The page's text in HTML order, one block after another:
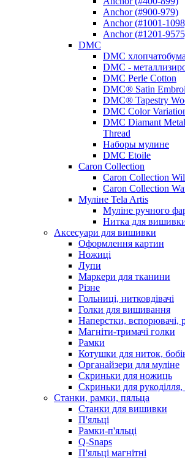
Anchor (#900-979)
Anchor (#1001-
Anchor (#1201-
DMC
DMC
DMC -
DMC Perle Cotton
DMC® Satin
DMC® Tapestry
DMC Color
DMC Diamant
Thread
Наборы мулине
DMC Etoile
Caron Collection
Caron Collection
Caron Collection
Муліне Tela Artis
Муліне ручного
Нитка для
Аксесуари для вишивки
Оформлення картин
Ножиці
Лупи
Маркери для тканини
Різне
Гольниці, нитковдівачі
Голки для вишивання
Наперстки, вспорювачі,
Магніти-тримачі голки
Рамки
Котушки для ниток,
Органайзери для муліне
Скриньки для ножиць
Скриньки для рукоділля,
Станки, рамки, пяльца
Станки для вишивки
П'яльці
Рамки-п'яльці
Q-Snaps
П'яльці магнітні